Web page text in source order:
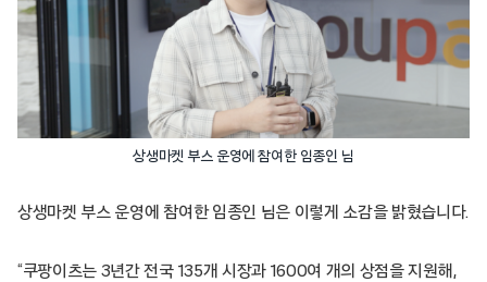
상생마켓 부스 운영에 참여한 임종인 님
상생마켓 부스 운영에 참여한 임종인 님은 이렇게 소감을 밝혔습니다.
“쿠팡이츠는 3년간 전국 135개 시장과 1600여 개의 상점을 지원해,